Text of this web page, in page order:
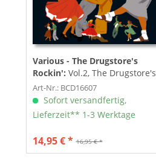
Various - The Drugstore's
Rockin': Vol.2, The Drugstore's
Rockin' (CD)
Art-Nr.: BCD16607
Sofort versandfertig,
Lieferzeit** 1-3 Werktage
16,95 € *
14,95 € *